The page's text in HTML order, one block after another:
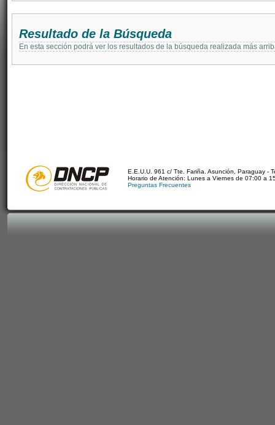
Resultado de la Búsqueda
En esta sección podrá ver los resultados de la búsqueda realizada más
E.E.U.U. 961 c/ Tte. Fariña. Asunción, Paraguay -
Horario de Atención: Lunes a Viernes de 07:00 a
Preguntas Frecuentes